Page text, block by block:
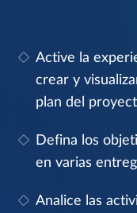
Active la
crear y
plan del
Defina los
en varias
Analice las